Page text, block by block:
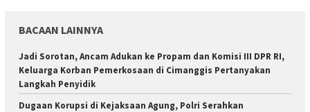
BACAAN LAINNYA
Jadi Sorotan, Ancam Adukan ke Propam dan Komisi III DPR RI,
Keluarga Korban Pemerkosaan di Cimanggis Pertanyakan
Langkah Penyidik
Dugaan Korupsi di Kejaksaan Agung, Polri Serahkan